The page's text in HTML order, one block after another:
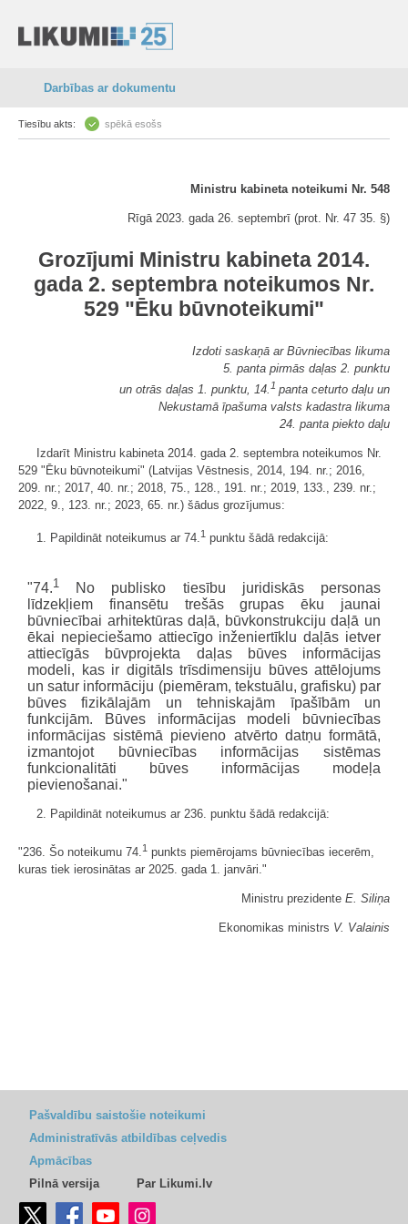
Darbības ar dokumentu
Tiesību akts: spēkā esošs
Ministru kabineta noteikumi Nr. 548
Rīgā 2023. gada 26. septembrī (prot. Nr. 47 35. §)
Grozījumi Ministru kabineta 2014.
gada 2. septembra noteikumos Nr.
529 "Ēku būvnoteikumi"
Izdoti saskaņā ar Būvniecības likuma
5. panta pirmās daļas 2. punktu
un otrās daļas 1. punktu, 14. 1 panta ceturto daļu un
Nekustamā īpašuma valsts kadastra likuma
24. panta piekto daļu
Izdarīt Ministru kabineta 2014. gada 2. septembra noteikumos Nr.
529 "Ēku būvnoteikumi" (Latvijas Vēstnesis, 2014, 194. nr.; 2016,
209. nr.; 2017, 40. nr.; 2018, 75., 128., 191. nr.; 2019, 133., 239. nr.;
2022, 9., 123. nr.; 2023, 65. nr.) šādus grozījumus:
1. Papildināt noteikumus ar 74.1 punktu šādā redakcijā:
"74.1
No publisko tiesību juridiskās personas
līdzekļiem finansētu trešās grupas ēku jaunai
būvniecībai arhitektūras daļā, būvkonstrukciju daļā un
ēkai nepieciešamo attiecīgo inženiertīklu daļās ietver
attiecīgās būvprojekta daļas būves informācijas
modeli, kas ir digitāls trīsdimensiju būves attēlojums
un satur informāciju (piemēram, tekstuālu, grafisku) par
būves fizikālajām un tehniskajām īpašībām un
funkcijām. Būves informācijas modeli būvniecības
informācijas sistēmā pievieno atvērto datņu formātā,
izmantojot būvniecības informācijas sistēmas
funkcionalitāti būves informācijas modeļa
pievienošanai."
2. Papildināt noteikumus ar 236. punktu šādā redakcijā:
"236. Šo noteikumu 74.1 punkts piemērojams būvniecības iecerēm,
kuras tiek ierosinātas ar 2025. gada 1. janvāri."
Ministru prezidente E. Siliņa
Ekonomikas ministrs V. Valainis
Pašvaldību saistošie noteikumi
Administratīvās atbildības ceļvedis
Apmācības
Pilnā versija
Par Likumi.lv